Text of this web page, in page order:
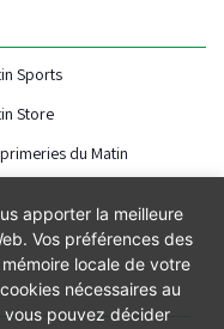
Sports
Store
du Matin
apporter la meilleure
Vos préférences des
locale de votre
nécessaires au
vous pouvez décider